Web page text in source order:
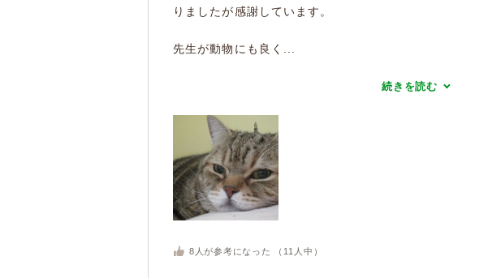
りましたが感謝しています。
先生が動物にも良く...
続きを読む
8 人が参考になった （ 11 人中）